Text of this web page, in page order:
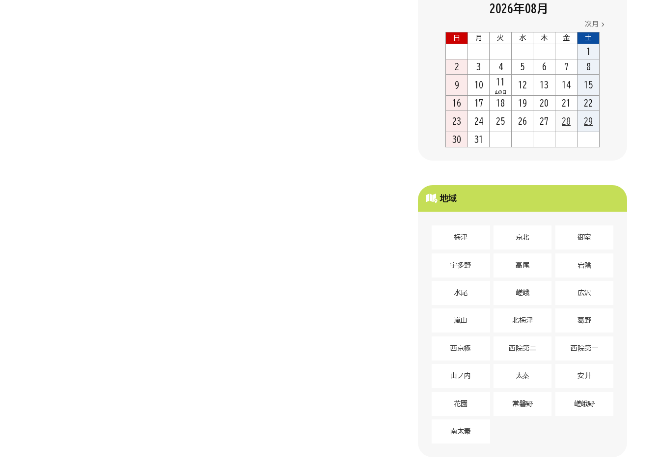
2026年08月
次月
日
月 火 水 木 金 土
1
2
3 4 5 6 7 8
9 10 11
山の日
12 13 14 15
16 17 18 19 20 21 22
23 24 25 26 27 28 29
30 31
地域
梅津 京北 御室
宇多野 高尾 宕陰
水尾 嵯峨 広沢
嵐山 北梅津 葛野
西京極 西院第二 西院第一
山ノ内 太秦 安井
花園 常磐野 嵯峨野
南太秦